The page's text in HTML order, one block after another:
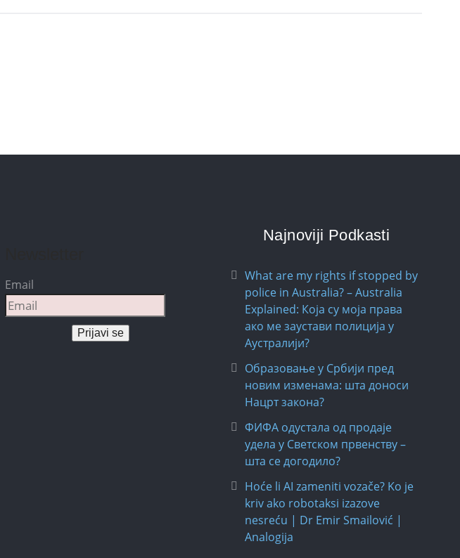
Email
Prijavi se
Najnoviji Podkasti
What are my rights if stopped by
police in Australia? – Australia
Explained: Која су моја права
ако ме заустави полиција у
Аустралији?
Образовање у Србији пред
новим изменама: шта доноси
Нацрт закона?
ФИФА одустала од продаје
удела у Светском првенству –
шта се догодило?
Hoće li AI zameniti vozače? Ko je
kriv ako robotaksi izazove
nesreću | Dr Emir Smailović |
Analogija